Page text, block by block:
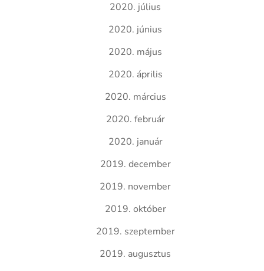
2020. július
2020. június
2020. május
2020. április
2020. március
2020. február
2020. január
2019. december
2019. november
2019. október
2019. szeptember
2019. augusztus